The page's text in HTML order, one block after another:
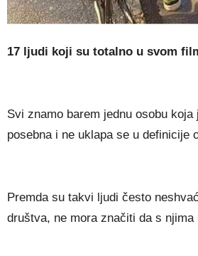
17 ljudi koji su totalno u svom
Svi znamo barem jednu osobu koja
posebna i ne uklapa se u definicije
Premda su takvi ljudi često
društva, ne mora značiti da s njima